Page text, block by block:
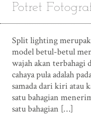
Potret
Split lighting
model betul-betul
wajah akan terbahagi
cahaya pula adalah
samada dari kiri atau
satu bahagian
satu bahagian […]